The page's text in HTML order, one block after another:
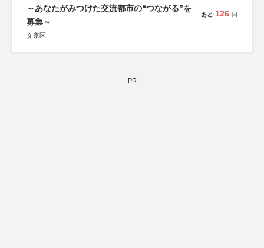
～あなたがみつけた交流都市の“つながる”を
募集～
文京区
あと 126 日
PR